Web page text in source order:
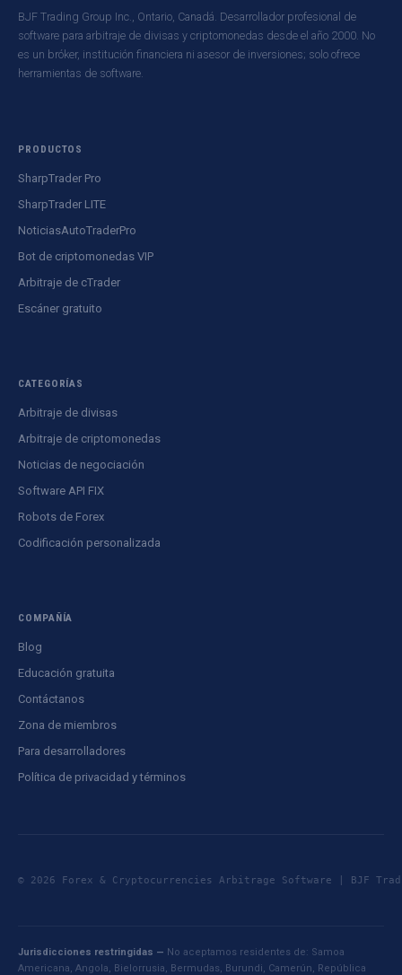
BJF Trading Group Inc., Ontario, Canadá. Desarrollador profesional de
software para arbitraje de divisas y criptomonedas desde el año 2000. No
es un bróker, institución financiera ni asesor de inversiones; solo ofrece
herramientas de software.
PRODUCTOS
SharpTrader Pro
SharpTrader LITE
NoticiasAutoTraderPro
Bot de criptomonedas VIP
Arbitraje de cTrader
Escáner gratuito
CATEGORÍAS
Arbitraje de divisas
Arbitraje de criptomonedas
Noticias de negociación
Software API FIX
Robots de Forex
Codificación personalizada
COMPAÑÍA
Blog
Educación gratuita
Contáctanos
Zona de miembros
Para desarrolladores
Política de privacidad y términos
© 2026 Forex & Cryptocurrencies Arbitrage Software |
Jurisdicciones restringidas — No aceptamos residentes de: Samoa
Americana, Angola, Bielorrusia, Bermudas, Burundi, Camerún, República